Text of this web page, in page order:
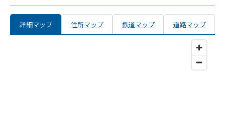
詳細マップ 住所マップ 鉄道マップ 道路マップ